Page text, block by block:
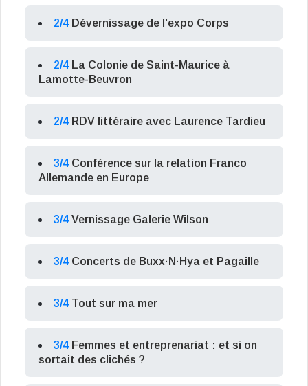
2/4 Dévernissage de l'expo Corps
2/4 La Colonie de Saint-Maurice à
Lamotte-Beuvron
2/4 RDV littéraire avec Laurence Tardieu
3/4 Conférence sur la relation Franco
Allemande en Europe
3/4 Vernissage Galerie Wilson
3/4 Concerts de Buxx·N·Hya et Pagaille
3/4 Tout sur ma mer
3/4 Femmes et entreprenariat : et si on
sortait des clichés ?